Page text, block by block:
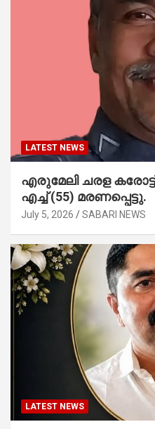
LATEST NEWS
എരുമേലി ചരള കരോട്ട്
എച്ച് (55) മരണപ്പെട്ടു.
July 5, 2026 SABARI NEWS
LATEST NEWS